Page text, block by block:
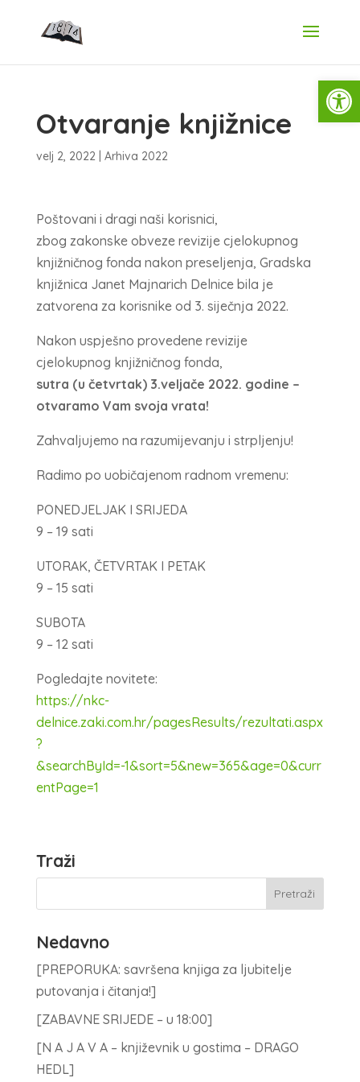
Otvaranje knjižnice
velj 2, 2022| Arhiva 2022
Poštovani i dragi naši korisnici,
zbog zakonske obveze revizije cjelokupnog
knjižničnog fonda nakon preseljenja, Gradska
knjižnica Janet Majnarich Delnice bila je
zatvorena za korisnike od 3. siječnja 2022.
Nakon uspješno provedene revizije
cjelokupnog knjižničnog fonda,
sutra (u četvrtak) 3.veljače 2022. godine –
otvaramo Vam svoja vrata!
Zahvaljujemo na razumijevanju i strpljenju!
Radimo po uobičajenom radnom vremenu:
PONEDJELJAK I SRIJEDA
9 – 19 sati
UTORAK, ČETVRTAK I PETAK
9 – 15 sati
SUBOTA
9 – 12 sati
Pogledajte novitete:
https://nkc-
delnice.zaki.com.hr/pagesResults/rezultati.aspx
?
&searchById=-1&sort=5&new=365&age=0&curr
entPage=1
Traži
Nedavno
[PREPORUKA: savršena knjiga za ljubitelje
putovanja i čitanja!]
[ZABAVNE SRIJEDE – u 18:00]
[N A J A V A – književnik u gostima – DRAGO
HEDL]